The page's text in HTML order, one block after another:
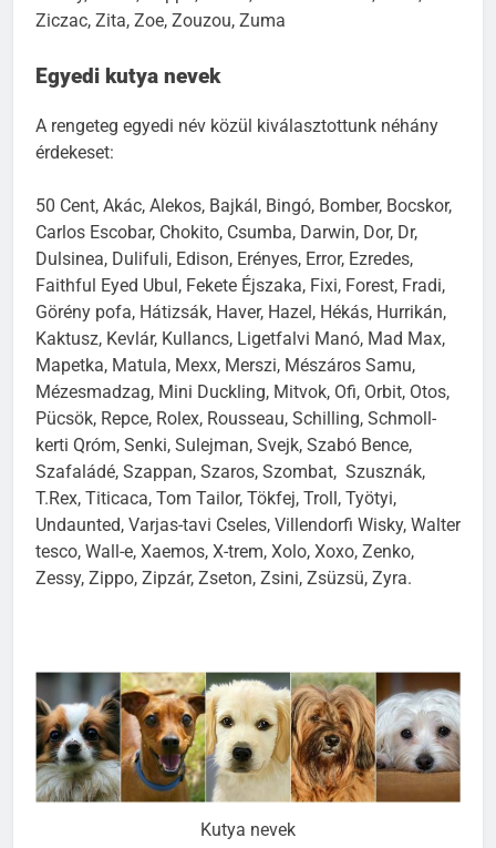
Ziczac, Zita, Zoe, Zouzou, Zuma
Egyedi kutya nevek
A rengeteg egyedi név közül kiválasztottunk néhány
érdekeset:
50 Cent, Akác, Alekos, Bajkál, Bingó, Bomber, Bocskor,
Carlos Escobar, Chokito, Csumba, Darwin, Dor, Dr,
Dulsinea, Dulifuli, Edison, Erényes, Error, Ezredes,
Faithful Eyed Ubul, Fekete Éjszaka, Fixi, Forest, Fradi,
Görény pofa, Hátizsák, Haver, Hazel, Hékás, Hurrikán,
Kaktusz, Kevlár, Kullancs, Ligetfalvi Manó, Mad Max,
Mapetka, Matula, Mexx, Merszi, Mészáros Samu,
Mézesmadzag, Mini Duckling, Mitvok, Ofi, Orbit, Otos,
Pücsök, Repce, Rolex, Rousseau, Schilling, Schmoll-
kerti Qróm, Senki, Sulejman, Svejk, Szabó Bence,
Szafaládé, Szappan, Szaros, Szombat, Szusznák,
T.Rex, Titicaca, Tom Tailor, Tökfej, Troll, Työtyi,
Undaunted, Varjas-tavi Cseles, Villendorfi Wisky, Walter
tesco, Wall-e, Xaemos, X-trem, Xolo, Xoxo, Zenko,
Zessy, Zippo, Zipzár, Zseton, Zsini, Zsüzsü, Zyra.
Kutya nevek